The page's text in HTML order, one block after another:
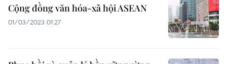
Cộng đồng văn hóa-xã hội ASEAN
01/03/2023 01:27